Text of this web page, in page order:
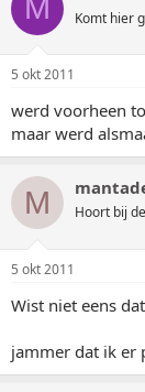
M Komt hier
5 okt 2011
werd voorheen
maar werd
M Hoort bij
5 okt 2011
Wist niet eens
jammer dat ik er